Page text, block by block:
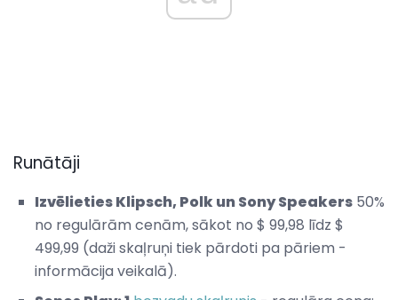
Runātāji
Izvēlieties Klipsch, Polk un Sony Speakers 50%
no regulārām cenām, sākot no $ 99,98 līdz $
499,99 (daži skaļruņi tiek pārdoti pa pāriem -
informācija veikalā).